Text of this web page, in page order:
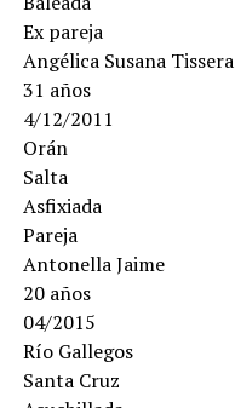
Ex pareja
Angélica Susana Tissera
31 años
4/12/2011
Orán
Salta
Asfixiada
Pareja
Antonella Jaime
20 años
04/2015
Río Gallegos
Santa Cruz